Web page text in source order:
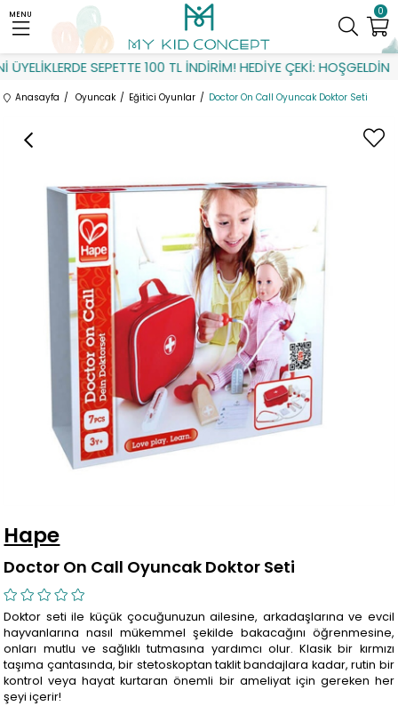
SEPETTE 100 TL İNDİRİM! HEDİYE ÇEKİ: HOŞGELDİN
0
MENU
Anasayfa Oyuncak Eğitici Oyunlar Doctor On Call Oyuncak Doktor Seti
Hape
Doctor On Call Oyuncak Doktor Seti
Doktor seti ile küçük çocuğunuzun ailesine, arkadaşlarına ve evcil
hayvanlarına nasıl mükemmel şekilde bakacağını öğrenmesine,
onları mutlu ve sağlıklı tutmasına yardımcı olur. Klasik bir kırmızı
taşıma çantasında, bir stetoskoptan taklit bandajlara kadar, rutin bir
kontrol veya hayat kurtaran önemli bir ameliyat için gereken her
şeyi içerir!